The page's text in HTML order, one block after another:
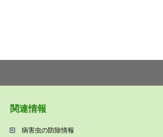
関連情報
病害⾍の防除情報